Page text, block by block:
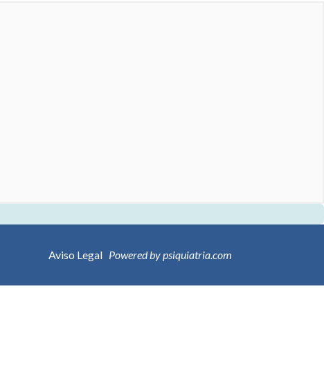
Aviso Legal Powered by psiquiatria.com